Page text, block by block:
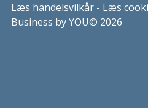
Læs handelsvilkår - Læs
Business by YOU© 2026